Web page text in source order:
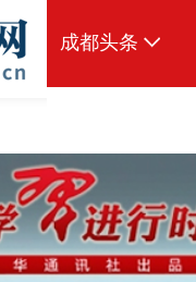
成都头条
本地
国内
区域